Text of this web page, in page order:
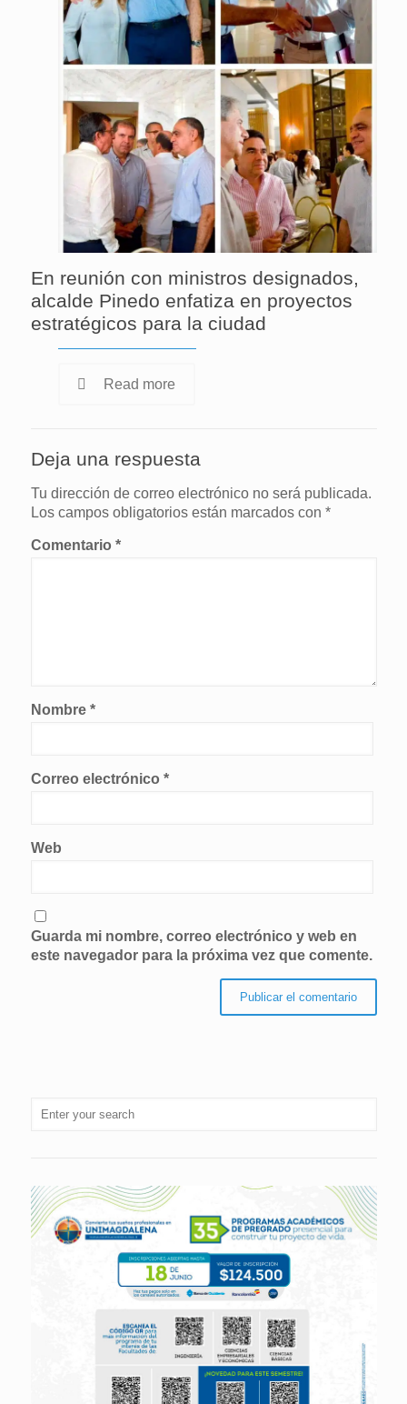
En reunión con ministros designados,
alcalde Pinedo enfatiza en proyectos
estratégicos para la ciudad
Read more
Deja una respuesta
Tu dirección de correo electrónico no será publicada.
Los campos obligatorios están marcados con *
Comentario *
Nombre *
Correo electrónico *
Web
Guarda mi nombre, correo electrónico y web en
este navegador para la próxima vez que comente.